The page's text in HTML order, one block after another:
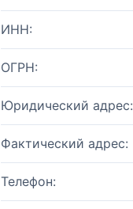
ИНН:
ОГРН:
Юридический адрес:
Фактический адрес:
Телефон: